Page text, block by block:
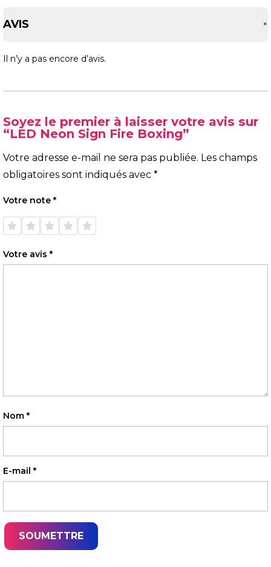
AVIS +
Il n’y a pas encore d’avis.
Soyez le premier à laisser votre avis sur
“LED Neon Sign Fire Boxing”
Votre adresse e-mail ne sera pas publiée. Les champs
obligatoires sont indiqués avec *
Votre note *
1 étoile
sur 5
2 étoiles
sur 5
3 étoiles
sur 5
4 étoiles
sur 5
5 étoiles
sur 5
Votre avis *
Nom *
E-mail *